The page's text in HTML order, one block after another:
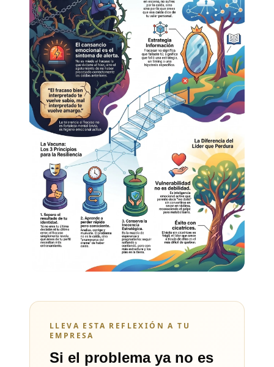
LLEVA ESTA REFLEXIÓN A TU
EMPRESA
Si el problema ya no es